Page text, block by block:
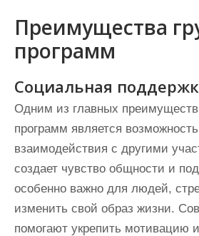
Преимущества
программ
Социальная
Одним из главных преимуществ
программ является
взаимодействия с другими
создает чувство общности и
особенно важно для людей,
изменить свой образ жизни.
помогают укрепить мотивацию